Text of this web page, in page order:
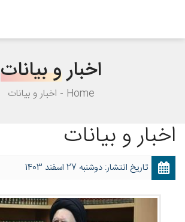
اخبارو بیانات
Home اخبار و بیانات
اخبار و بیانات
تاریخ انتشار: دوشنبه 27 اسفند 1403